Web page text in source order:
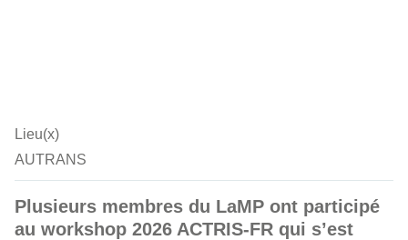
Lieu(x)
AUTRANS
Plusieurs membres du LaMP ont participé
au workshop 2026 ACTRIS-FR qui s’est